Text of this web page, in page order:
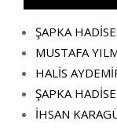
ŞAPKA
MUSTAFA
HALİS
ŞAPKA
İHSAN